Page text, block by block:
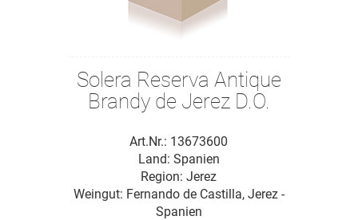
Solera Reserva Antique
Brandy de Jerez D.O.
Art.Nr.: 13673600
Weingut: Fernando de Castilla, Jerez -
Spanien
Region: Jerez
Land: Spanien